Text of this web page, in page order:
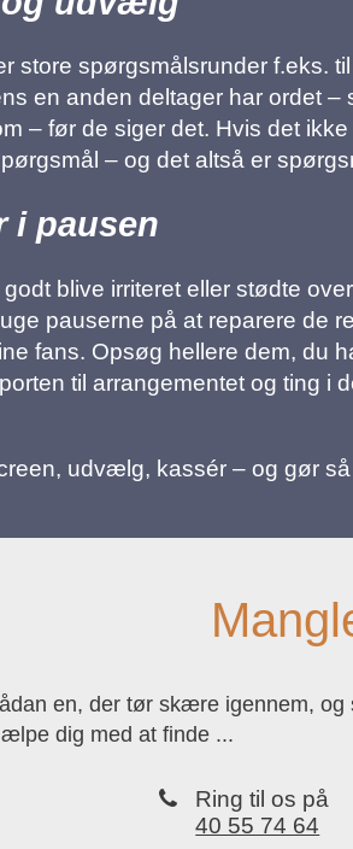
store spørgsmålsrunder f.eks.
en anden deltager har ordet
– før de siger det. Hvis det
– og det altså er
i pausen
blive irriteret eller stødte
pauserne på at reparere de
fans. Opsøg hellere dem, du
til arrangementet og ting i
udvælg, kassér – og gør
en, der tør skære igennem, og
dig med at finde ...
Ring til os på
40 55 74 64